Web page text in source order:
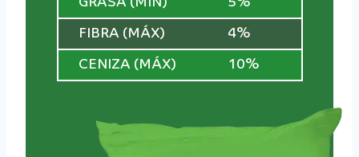
FIBRA (MÁX) 4%
CENIZA (MÁX) 10%